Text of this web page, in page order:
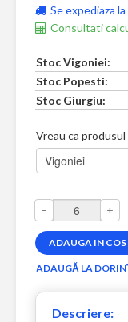
Se expediaza
Consultati
Stoc Vigoniei:
Stoc Popesti:
Stoc Giurgiu:
Vreau ca
– +
Descriere: